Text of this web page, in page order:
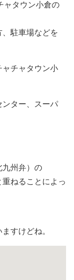
ャタウン小倉の
駐車場などを
ャチャタウン小
ター、スーパ
州弁）の
ねることによっ
すけどね。